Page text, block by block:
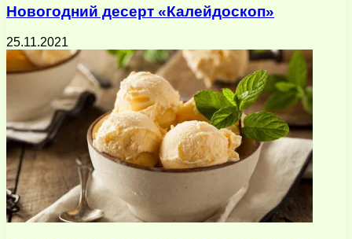
Новогодний десерт «Калейдоскоп»
25.11.2021